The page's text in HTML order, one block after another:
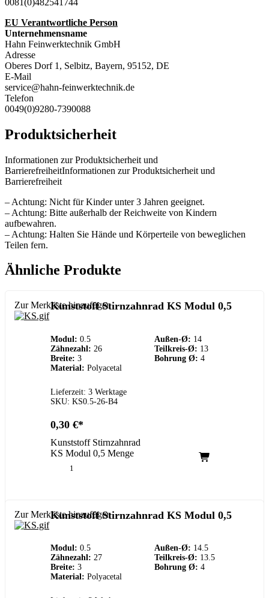
EU Verantwortliche Person
Unternehmensname
Hahn Feinwerktechnik GmbH
Adresse
Oberes Dorf 1, Selbitz, Bayern, 95152, DE
E-Mail
service@hahn-feinwerktechnik.de
Telefon
0049(0)9280-7390088
Produktsicherheit
Informationen zur Produktsicherheit und
BarrierefreiheitInformationen zur Produktsicherheit und
Barrierefreiheit
– Achtung: Nicht für Kinder unter 3 Jahren geeignet.
– Achtung: Bitte außerhalb der Reichweite von Kindern
aufbewahren.
– Achtung: Halten Sie Hände und Körperteile von beweglichen
Teilen fern.
Ähnliche Produkte
Zur Merkliste hinzufügen
Kunststoff Stirnzahnrad KS Modul 0,5
Modul: 0.5 Außen-Ø: 14
Zähnezahl: 26 Teilkreis-Ø: 13
Breite: 3 Bohrung Ø: 4
Material: Polyacetal
Lieferzeit: 3 Werktage
SKU: KS0.5-26-B4
0,30 €
Kunststoff Stirnzahnrad
KS Modul 0,5 Menge
Zur Merkliste hinzufügen
Kunststoff Stirnzahnrad KS Modul 0,5
Modul: 0.5 Außen-Ø: 14.5
Zähnezahl: 27 Teilkreis-Ø: 13.5
Breite: 3 Bohrung Ø: 4
Material: Polyacetal